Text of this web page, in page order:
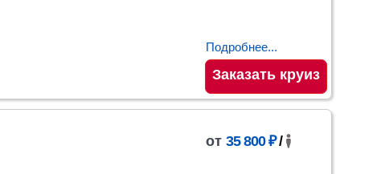
Подробнее...
Заказать круиз
от 35 800 ₽/